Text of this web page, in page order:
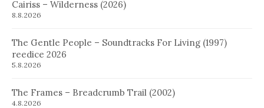
Cairiss – Wilderness (2026)
8.8.2026
The Gentle People – Soundtracks For Living (1997)
reedice 2026
5.8.2026
The Frames – Breadcrumb Trail (2002)
4.8.2026